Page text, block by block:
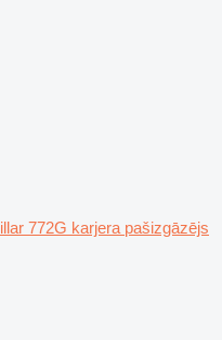
772G karjera pašizgāzējs